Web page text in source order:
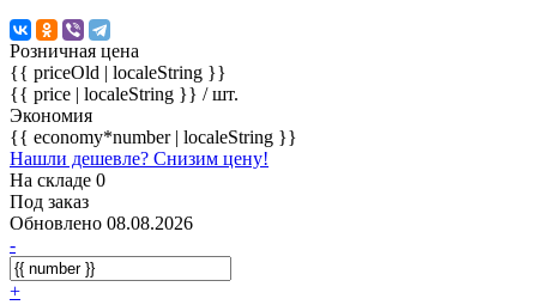
Розничная цена
{{ priceOld | localeString }}
{{ price | localeString }} / шт.
Экономия
{{ economy*number | localeString }}
Нашли дешевле? Снизим цену!
На складе 0
Под заказ
Обновлено 08.08.2026
-
+